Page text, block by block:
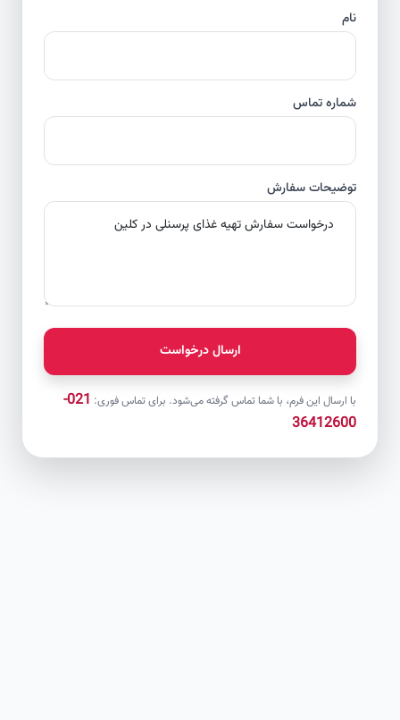
شماره تماس
توضیحات سفارش
ارسال درخواست
با ارسال این فرم، با شما تماس گرفته می‌شود. برای تماس فوری:
021-
36412600